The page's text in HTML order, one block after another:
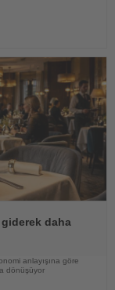
daha
anlayışına göre
dönüşüyor